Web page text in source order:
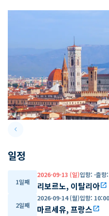
keyboard_arrow_leftPrevious slide
일정
1일째
2026-09-13 (일)입항: -출항:
리보르노, 이탈리아open_in_new
2일째
2026-09-14 (월)입항: 10:00
마르세유, 프랑스open_in_new